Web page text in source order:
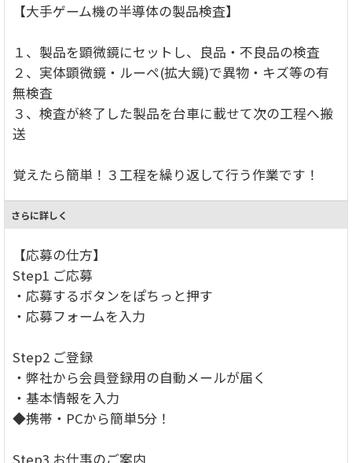
【大手ゲーム機の半導体の製品検査】
１、製品を顕微鏡にセットし、良品・不良品の検査
２、実体顕微鏡・ルーペ(拡大鏡)で異物・キズ等の有
無検査
３、検査が終了した製品を台車に載せて次の工程へ搬
送
覚えたら簡単！３工程を繰り返して行う作業です！
さらに詳しく
【応募の仕方】
Step1 ご応募
・応募するボタンをぽちっと押す
・応募フォームを入力
Step2 ご登録
・弊社から会員登録用の自動メールが届く
・基本情報を入力
◆携帯・PCから簡単5分！
Step3 お仕事のご案内